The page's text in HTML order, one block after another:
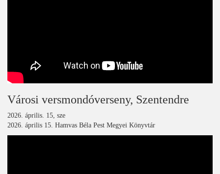
Városi versmondóverseny, Szentendre
2026. április. 15, sze
2026. április 15. Hamvas Béla Pest Megyei Könyvtár